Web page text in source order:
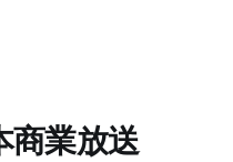
，今年比去年竟然一口氣
長增幅超過100％的歐美
商業放送